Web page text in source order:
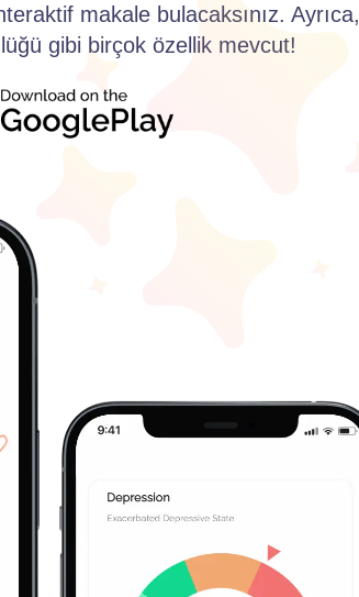
makale bulacaksınız. Ayrıca,
gibi birçok özellik mevcut!